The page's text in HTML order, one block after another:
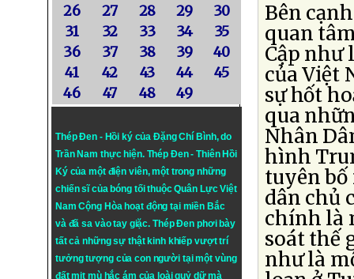
26
27 28 29
30
31
32 33 34
35
36
37 38 39
40
41
42 43 44
45
46
47 48 49
Thép Đen - Hồi ký của Đặng Chí Bình, do
Trần Nam thực hiện. Thép Đen- Thiên Hồi
Ký của một điện viên, một trong những
chiến sĩ của bóng tối thuộc Quân Lực Việt
Nam Cộng Hòa hoạt động tại miền Bắc
và đã sa vào tay giặc. Thép Đen phơi bày
tất cả những sự thật kinh khiếp vượt trí
tưởng tượng của con người tại một vùng
đất mịt mù hắc ám của loài quỷ dữ mà
Bên
quan
Cập như
của Việt
sự hốt
qua
Nhân
hình
tuyên
dân chủ
chính là
soát thế
như là